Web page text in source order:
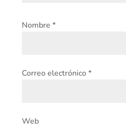
Nombre *
Correo electrónico*
Web